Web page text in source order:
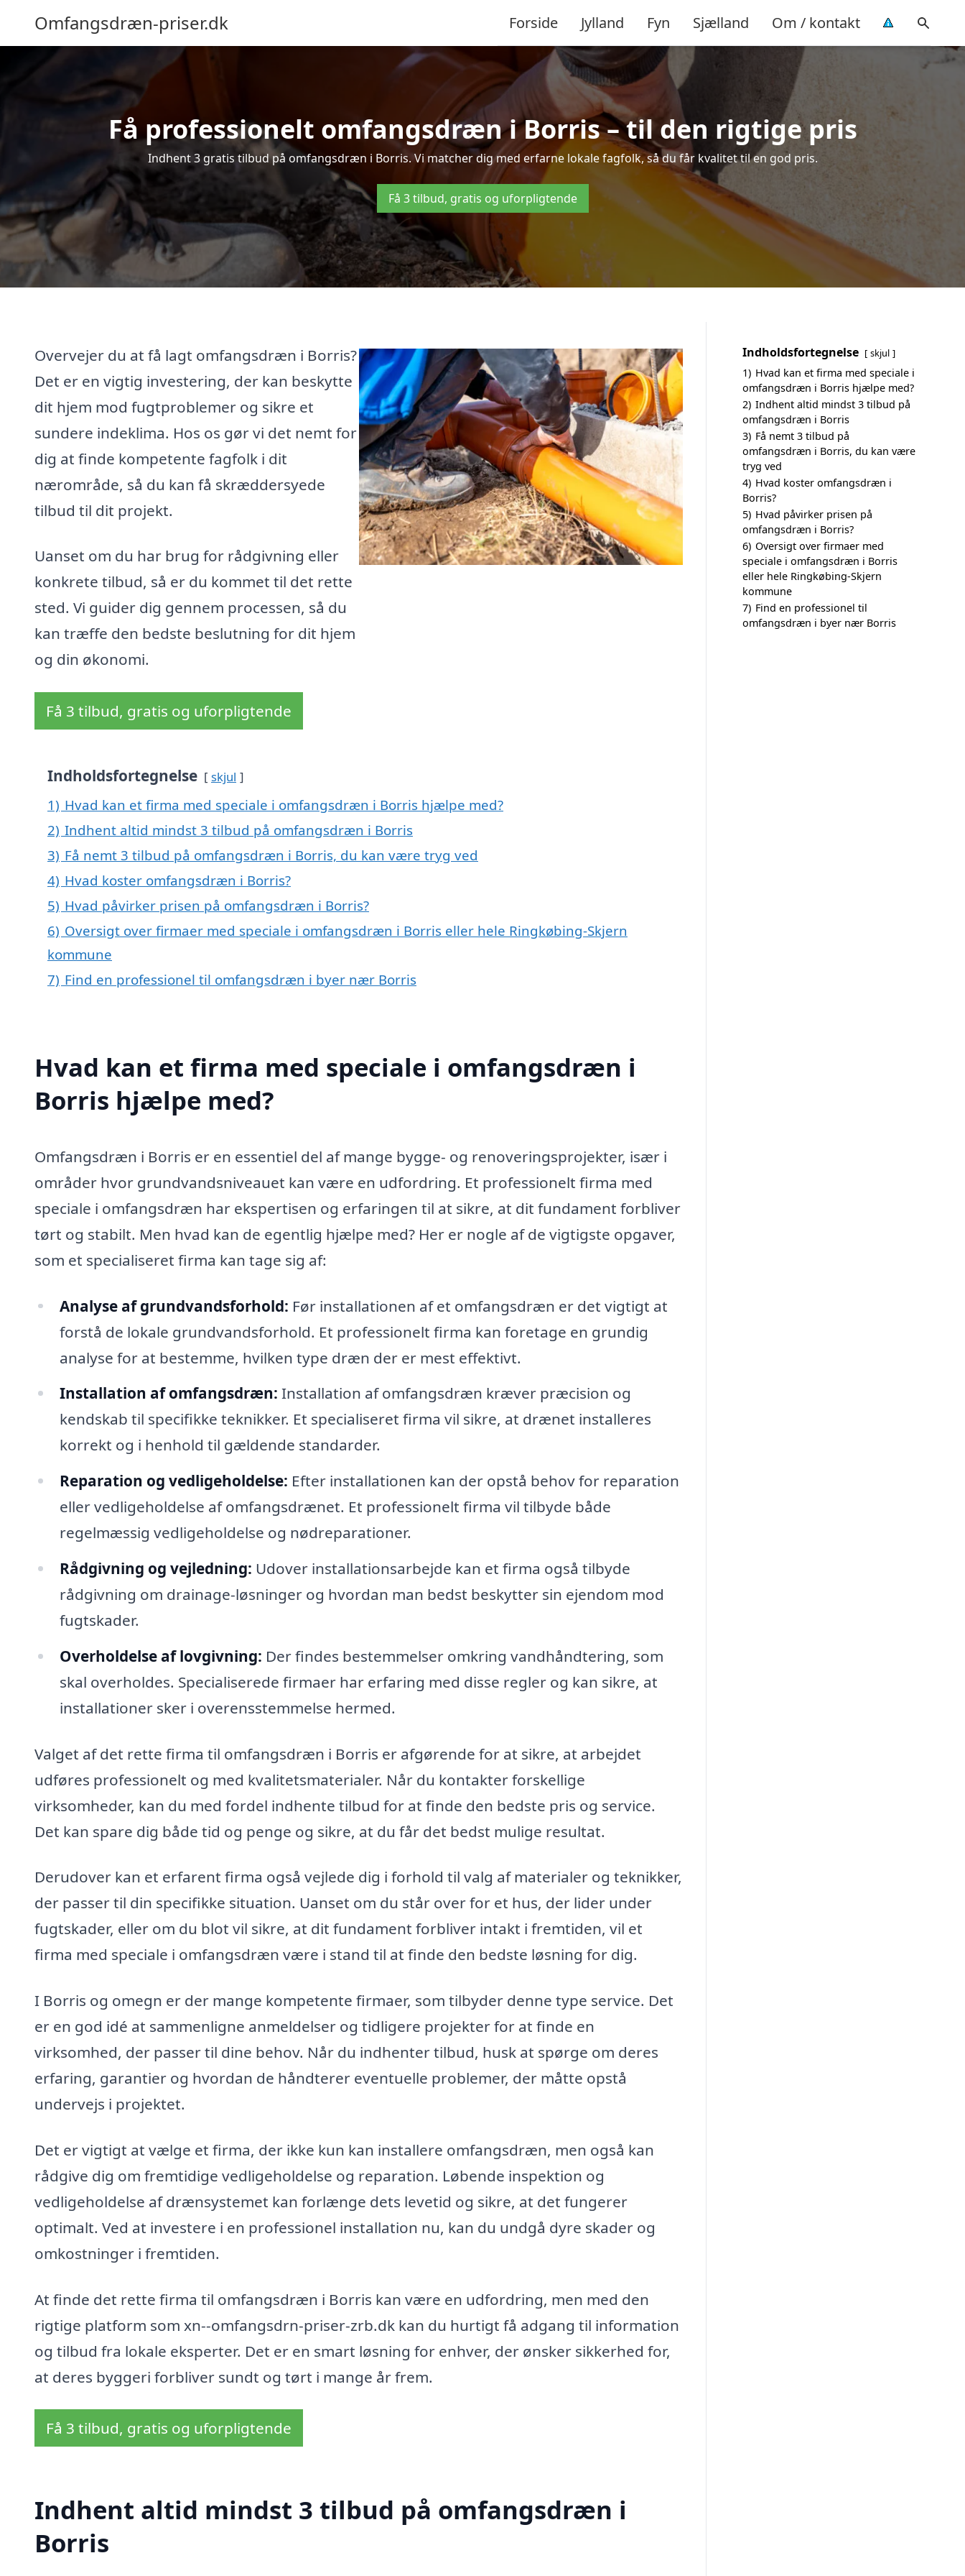
Omfangsdræn-priser.dk Forside Jylland Fyn Sjælland Om / kontakt
Få professionelt omfangsdræn i Borris – til den rigtige pris
Indhent 3 gratis tilbud på omfangsdræn i Borris. Vi matcher dig med erfarne lokale fagfolk, så du får kvalitet til en god pris.
Få 3 tilbud, gratis og uforpligtende
Overvejer du at få lagt omfangsdræn i Borris?
Det er en vigtig investering, der kan beskytte
dit hjem mod fugtproblemer og sikre et
sundere indeklima. Hos os gør vi det nemt for
dig at finde kompetente fagfolk i dit
nærområde, så du kan få skræddersyede
tilbud til dit projekt.
Uanset om du har brug for rådgivning eller
konkrete tilbud, så er du kommet til det rette
sted. Vi guider dig gennem processen, så du
kan træffe den bedste beslutning for dit hjem
og din økonomi.
Få 3 tilbud, gratis og uforpligtende
Indholdsfortegnelse skjul
1) Hvad kan et firma med speciale i omfangsdræn i Borris hjælpe med?
2) Indhent altid mindst 3 tilbud på omfangsdræn i Borris
3) Få nemt 3 tilbud på omfangsdræn i Borris, du kan være tryg ved
4) Hvad koster omfangsdræn i Borris?
5) Hvad påvirker prisen på omfangsdræn i Borris?
6) Oversigt over firmaer med speciale i omfangsdræn i Borris eller hele Ringkøbing-Skjern
kommune
7) Find en professionel til omfangsdræn i byer nær Borris
Hvad kan et firma med speciale i omfangsdræn i
Borris hjælpe med?
Omfangsdræn i Borris er en essentiel del af mange bygge- og renoveringsprojekter, især i
områder hvor grundvandsniveauet kan være en udfordring. Et professionelt firma med
speciale i omfangsdræn har ekspertisen og erfaringen til at sikre, at dit fundament forbliver
tørt og stabilt. Men hvad kan de egentlig hjælpe med? Her er nogle af de vigtigste opgaver,
som et specialiseret firma kan tage sig af:
Analyse af grundvandsforhold: Før installationen af et omfangsdræn er det vigtigt at
forstå de lokale grundvandsforhold. Et professionelt firma kan foretage en grundig
analyse for at bestemme, hvilken type dræn der er mest effektivt.
Installation af omfangsdræn: Installation af omfangsdræn kræver præcision og
kendskab til specifikke teknikker. Et specialiseret firma vil sikre, at drænet installeres
korrekt og i henhold til gældende standarder.
Reparation og vedligeholdelse: Efter installationen kan der opstå behov for reparation
eller vedligeholdelse af omfangsdrænet. Et professionelt firma vil tilbyde både
regelmæssig vedligeholdelse og nødreparationer.
Rådgivning og vejledning: Udover installationsarbejde kan et firma også tilbyde
rådgivning om drainage-løsninger og hvordan man bedst beskytter sin ejendom mod
fugtskader.
Overholdelse af lovgivning: Der findes bestemmelser omkring vandhåndtering, som
skal overholdes. Specialiserede firmaer har erfaring med disse regler og kan sikre, at
installationer sker i overensstemmelse hermed.
Valget af det rette firma til omfangsdræn i Borris er afgørende for at sikre, at arbejdet
udføres professionelt og med kvalitetsmaterialer. Når du kontakter forskellige
virksomheder, kan du med fordel indhente tilbud for at finde den bedste pris og service.
Det kan spare dig både tid og penge og sikre, at du får det bedst mulige resultat.
Derudover kan et erfarent firma også vejlede dig i forhold til valg af materialer og teknikker,
der passer til din specifikke situation. Uanset om du står over for et hus, der lider under
fugtskader, eller om du blot vil sikre, at dit fundament forbliver intakt i fremtiden, vil et
firma med speciale i omfangsdræn være i stand til at finde den bedste løsning for dig.
I Borris og omegn er der mange kompetente firmaer, som tilbyder denne type service. Det
er en god idé at sammenligne anmeldelser og tidligere projekter for at finde en
virksomhed, der passer til dine behov. Når du indhenter tilbud, husk at spørge om deres
erfaring, garantier og hvordan de håndterer eventuelle problemer, der måtte opstå
undervejs i projektet.
Det er vigtigt at vælge et firma, der ikke kun kan installere omfangsdræn, men også kan
rådgive dig om fremtidige vedligeholdelse og reparation. Løbende inspektion og
vedligeholdelse af drænsystemet kan forlænge dets levetid og sikre, at det fungerer
optimalt. Ved at investere i en professionel installation nu, kan du undgå dyre skader og
omkostninger i fremtiden.
At finde det rette firma til omfangsdræn i Borris kan være en udfordring, men med den
rigtige platform som xn--omfangsdrn-priser-zrb.dk kan du hurtigt få adgang til information
og tilbud fra lokale eksperter. Det er en smart løsning for enhver, der ønsker sikkerhed for,
at deres byggeri forbliver sundt og tørt i mange år frem.
Få 3 tilbud, gratis og uforpligtende
Indhent altid mindst 3 tilbud på omfangsdræn i
Borris
Indholdsfortegnelse skjul
1) Hvad kan et firma med speciale i
omfangsdræn i Borris hjælpe med?
2) Indhent altid mindst 3 tilbud på
omfangsdræn i Borris
3) Få nemt 3 tilbud på
omfangsdræn i Borris, du kan være
tryg ved
4) Hvad koster omfangsdræn i
Borris?
5) Hvad påvirker prisen på
omfangsdræn i Borris?
6) Oversigt over firmaer med
speciale i omfangsdræn i Borris
eller hele Ringkøbing-Skjern
kommune
7) Find en professionel til
omfangsdræn i byer nær Borris